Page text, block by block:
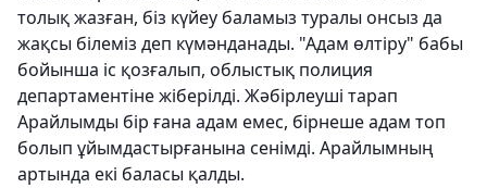
толық жазған, біз күйеу баламыз туралы онсыз да
жақсы білеміз деп күмәнданады. "Адам өлтіру" бабы
бойынша іс қозғалып, облыстық полиция
департаментіне жіберілді. Жәбірлеуші тарап
Арайлымды бір ғана адам емес, бірнеше адам топ
болып ұйымдастырғанына сенімді. Арайлымның
артында екі баласы қалды.